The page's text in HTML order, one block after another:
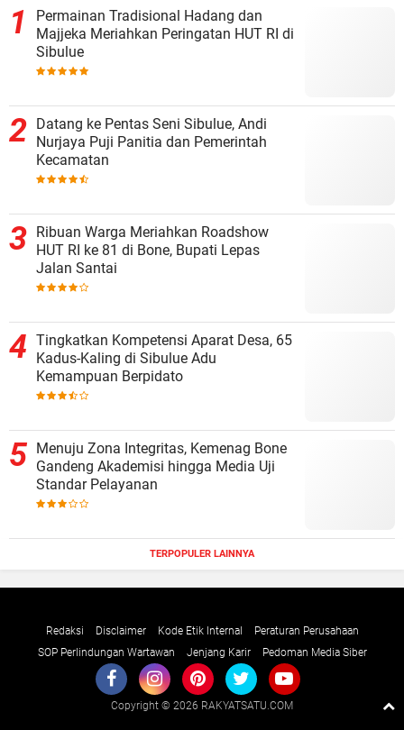
Permainan Tradisional Hadang dan
Majjeka Meriahkan Peringatan HUT RI di
Sibulue
Datang ke Pentas Seni Sibulue, Andi
Nurjaya Puji Panitia dan Pemerintah
Kecamatan
Ribuan Warga Meriahkan Roadshow
HUT RI ke 81 di Bone, Bupati Lepas
Jalan Santai
Tingkatkan Kompetensi Aparat Desa, 65
Kadus-Kaling di Sibulue Adu
Kemampuan Berpidato
Menuju Zona Integritas, Kemenag Bone
Gandeng Akademisi hingga Media Uji
Standar Pelayanan
TERPOPULER LAINNYA
Redaksi Disclaimer Kode Etik Internal
Peraturan Perusahaan
SOP Perlindungan Wartawan
Jenjang Karir Pedoman Media Siber
Copyright © 2026 RAKYATSATU.COM